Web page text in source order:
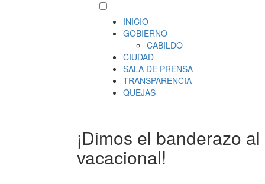
INICIO
GOBIERNO
CABILDO
CIUDAD
SALA DE PRENSA
TRANSPARENCIA
QUEJAS
¡Dimos el banderazo
vacacional!